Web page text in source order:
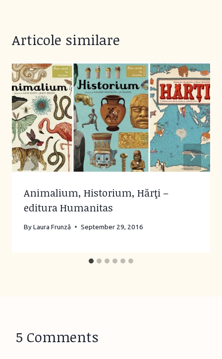
Articole similare
Animalium, Historium, Hărţi –
editura Humanitas
ByLaura Frunză September 29, 2016
5 Comments